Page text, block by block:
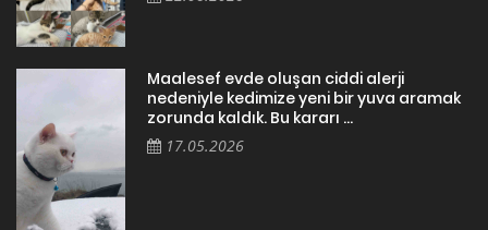
Maalesef evde oluşan ciddi alerji
nedeniyle kedimize yeni bir yuva aramak
zorunda kaldık. Bu kararı ...
17.05.2026